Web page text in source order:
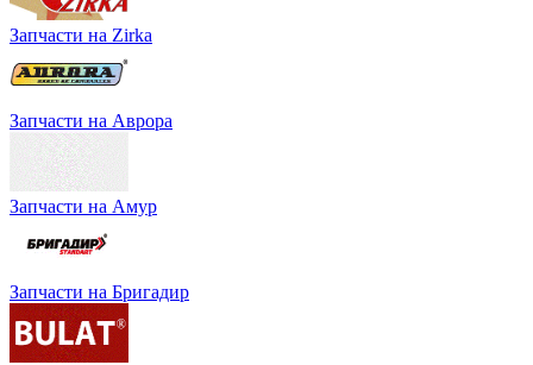
Запчасти на Zirka
Запчасти на Аврора
Запчасти на Амур
Запчасти на Бригадир